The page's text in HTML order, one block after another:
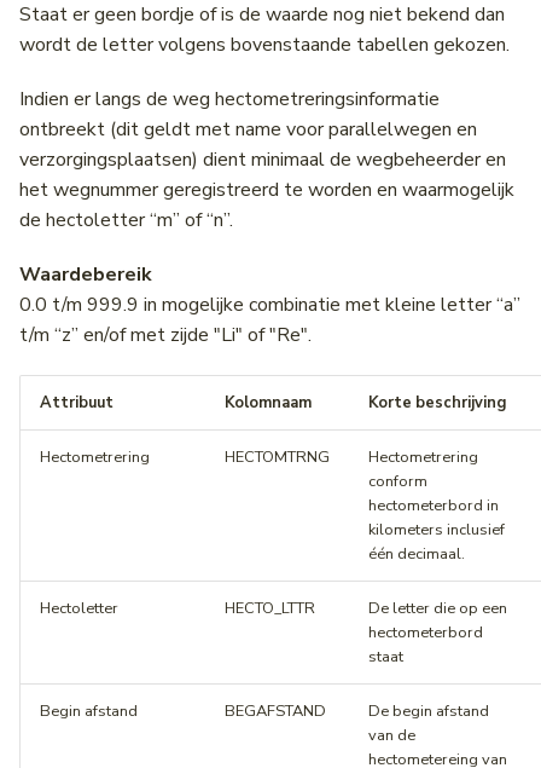
Staat er geen bordje of is de waarde nog niet bekend dan
wordt de letter volgens bovenstaande tabellen gekozen.
Indien er langs de weg hectometreringsinformatie
ontbreekt (dit geldt met name voor parallelwegen en
verzorgingsplaatsen) dient minimaal de wegbeheerder en
het wegnummer geregistreerd te worden en waarmogelijk
de hectoletter “m” of “n”.
Waardebereik
0.0 t/m 999.9 in mogelijke combinatie met kleine letter “a”
t/m “z” en/of met zijde "Li" of "Re".
Attribuut Kolomnaam Korte beschrijving
Hectometrering HECTOMTRNG
Hectometrering
conform
hectometerbord in
kilometers inclusief
één decimaal.
Hectoletter HECTO_LTTR
De letter die op een
hectometerbord
staat
Begin afstand BEGAFSTAND
De begin afstand
van de
hectometereing van